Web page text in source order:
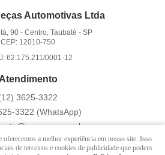
Automotivas Ltda
90 -Centro, Taubaté -SP
CEP: 12010-750
62.175.211/0001-12
Atendimento
3625-3322
3322 (WhatsApp)
a melhor experiência em nosso site. Isso
de terceiros e cookies de publicidade que podem